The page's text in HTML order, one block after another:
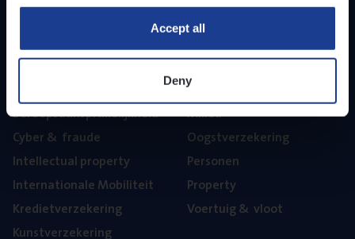
Accept all
Deny
Part­ner­ships
Beroeps­aan­spra­ke­lijk­heid
Cyber& fraude
Intel­lec­tu­al property
Inter­na­ti­o­na­le Mobiliteit
Kre­diet­ver­ze­ke­ring
Kunst­ver­ze­ke­ring
Mari­ne
Mili­eu
Oogst­ver­ze­ke­ring
Per­so­nen
Pro­per­ty
Voer­tuig& vloot